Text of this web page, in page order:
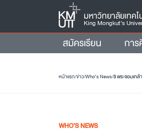
มหาวิทยาลัยเทค
King Mongkut’s
สมัครเรียน กา
หน้าแรก/ข่าว/Who’s News/3 พระจอมเก
WHO’S NEWS